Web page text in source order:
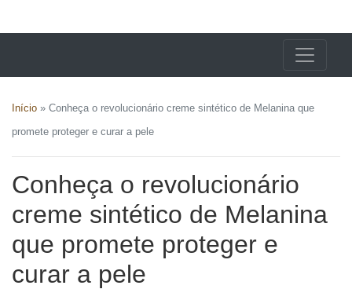
Início » Conheça o revolucionário creme sintético de Melanina que
promete proteger e curar a pele
Conheça o revolucionário
creme sintético de Melanina
que promete proteger e
curar a pele